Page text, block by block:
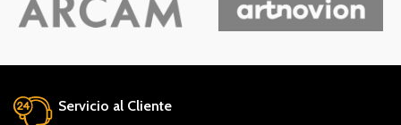
Servicio al Cliente